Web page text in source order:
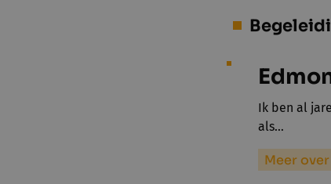
Ik ben al
als…
Meer